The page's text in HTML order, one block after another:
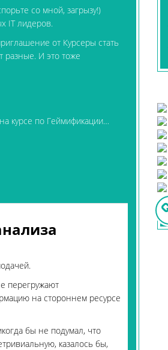
со мной, загрызу!)
IT лидеров.
от Курсеры стать
разные. И это тоже
курсе по Геймификации…
перегружают
на стороннем ресурсе
бы не подумал, что
казалось бы,